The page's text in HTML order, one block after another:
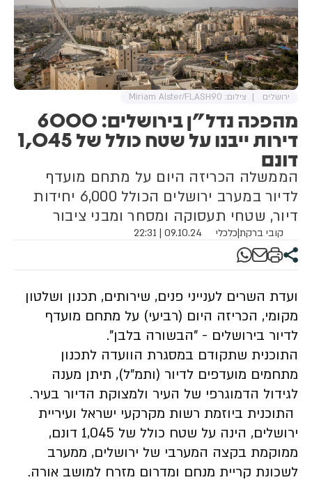
מהפכה נדל"ן בירושלים: 6000
דירות ייבנו על שטח כולל של 1,045
דונם
הממשלה הכריזה היום על מתחם מועדף
לדיור במערב ירושלים הכולל 6,000 יחידות
דיור, שטחי תעסוקה ומסחר ומבני ציבור
קובי ברקת|כלכלי 09.10.24 | 22:31
ירושלים צילום: Miriam Alster/FLASH90
ועדת השרים לענייני פנים, שירותים, תכנון ושלטון
מקומי, הכריזה היום (רביעי) על מתחם מועדף
לדיור בירושלים - "הבשורה בלבן".
התוכנית שתקודם במסגרת הוועדה לתכנון
מתחמים מועדפים לדיור (ותמ"ל), תיתן מענה
לגידול הדמוגרפי של העיר ולמצוקת הדיור בעיר.
התוכנית ביוזמת רשות מקרקעי ישראל ועיריית
ירושלים, הינה על שטח כולל של 1,045 דונם,
ממוקמת בקצה המערבי של ירושלים, ממערב
לשכונת קריית מנחם ומדרום מזרח למושב אורה.